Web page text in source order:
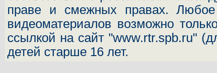
праве и смежных правах. Любое
видеоматериалов возможно
ссылкой на сайт "www.rtr.spb.ru"
детей старше 16 лет.